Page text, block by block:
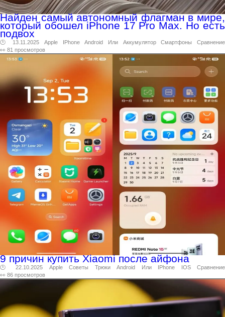
Найден самый автономный флагман в мире,
который обошел iPhone 17 Pro Max. Но есть
подвох
🕑 13.11.2025 Apple IPhone Android Или Аккумулятор Смартфоны
Сравнение
👀 81 просмотров
9 причин купить Xiaomi после айфона
🕑 22.10.2025 Apple Советы Трюки Android Или IPhone IOS
Сравнение
👀 86 просмотров